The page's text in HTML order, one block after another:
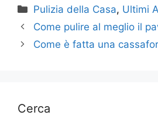
Categorie
Pulizia della Casa, Ultimi
Come pulire al meglio il
Come è fatta una
Cerca